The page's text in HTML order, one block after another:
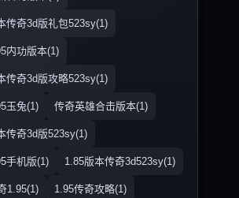
传奇3d版礼包523sy(1)
内功版本(1)
传奇3d版攻略523sy(1)
玉兔(1) 传奇英雄合击版本(1)
传奇3d版523sy(1)
手机版(1) 1.85版本传奇3d523sy(1)
1.95(1) 1.95传奇攻略(1)